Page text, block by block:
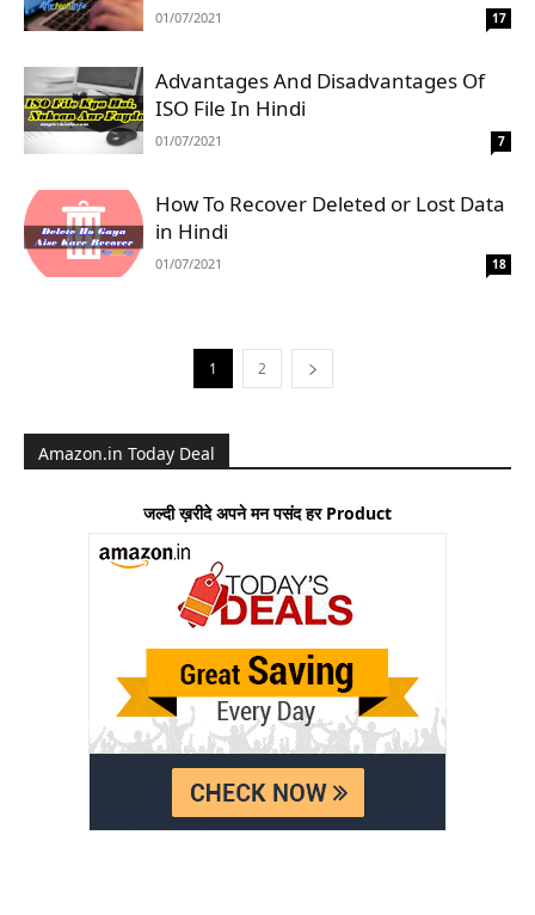
01/07/2021 17
Advantages And Disadvantages Of
ISO File In Hindi
01/07/2021 7
How To Recover Deleted or Lost Data
in Hindi
01/07/2021 18
1 2
Amazon.in Today Deal
जल्दी ख़रीदे अपने मन पसंद हर Product